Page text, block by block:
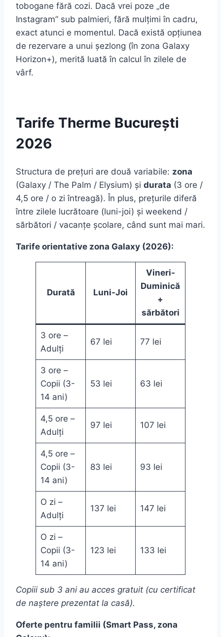
tobogane fără cozi. Dacă vrei poze „de
Instagram” sub palmieri, fără mulțimi în cadru,
exact atunci e momentul. Dacă există opțiunea
de rezervare a unui șezlong (în zona Galaxy
Horizon+), merită luată în calcul în zilele de
vârf.
Tarife Therme București
2026
Structura de prețuri are două variabile: zona
(Galaxy / The Palm / Elysium) și durata (3 ore /
4,5 ore / o zi întreagă). În plus, prețurile diferă
între zilele lucrătoare (luni-joi) și weekend /
sărbători / vacanțe școlare, când sunt mai mari.
Tarife orientative zona Galaxy (2026):
Durată Luni-Joi
Vineri-
Duminică
+
sărbători
3 ore –
Adulți
67 lei 77 lei
3 ore –
Copii (3-
14 ani)
53 lei 63 lei
4,5 ore –
Adulți
97 lei 107 lei
4,5 ore –
Copii (3-
14 ani)
83 lei 93 lei
O zi –
Adulți
137 lei 147 lei
O zi –
Copii (3-
14 ani)
123 lei 133 lei
Copiii sub 3 ani au acces gratuit (cu certificat
de naștere prezentat la casă).
Oferte pentru familii (Smart Pass, zona